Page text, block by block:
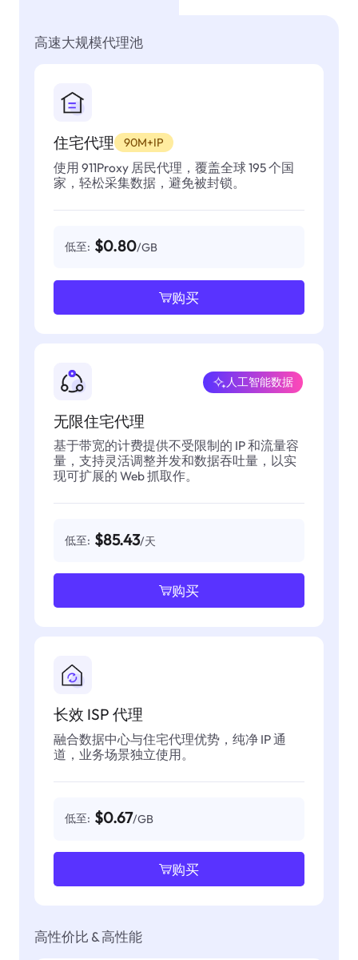
高速大规模代理池
住宅代理 90M+IP
使用 911Proxy 居民代理，覆盖全球 195 个国
家，轻松采集数据，避免被封锁。
低至: $0.80/GB
购买
无限住宅代理
人工智能数据
基于带宽的计费提供不受限制的 IP 和流量容
量，支持灵活调整并发和数据吞吐量，以实
现可扩展的 Web 抓取作。
低至: $85.43/天
购买
长效 ISP 代理
融合数据中心与住宅代理优势，纯净 IP 通
道，业务场景独立使用。
低至: $0.67/GB
购买
高性价比 & 高性能